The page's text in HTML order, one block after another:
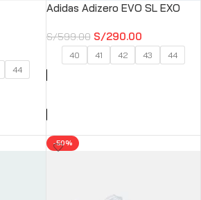
44
Adidas Adizero EVO SL EXO
S/599.00 S/290.00
40 41 42 43 44
-50%